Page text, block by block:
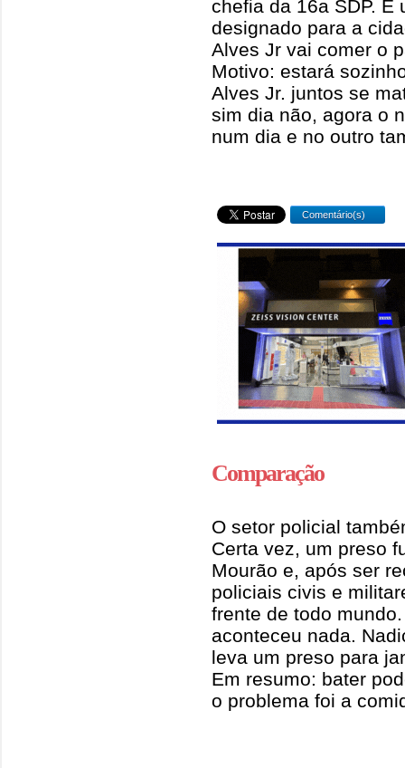
chefia da 16a SDP. E
designado para a
Alves Jr vai comer o
Motivo: estará
Alves Jr. juntos se
sim dia não, agora o
num dia e no outro
Comentário(s)
Comparação
O setor policial
Certa vez, um preso
Mourão e, após ser
policiais civis e
frente de todo
aconteceu nada.
leva um preso para
Em resumo: bater
o problema foi a